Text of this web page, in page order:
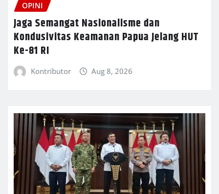
OPINI
Jaga Semangat Nasionalisme dan
Kondusivitas Keamanan Papua Jelang HUT
Ke-81 RI
Kontributor Aug 8, 2026